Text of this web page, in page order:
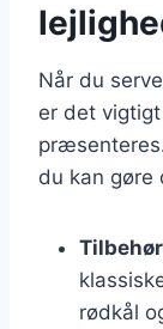
Når du
er det
du kan gøre
Tilbehør
rødkål